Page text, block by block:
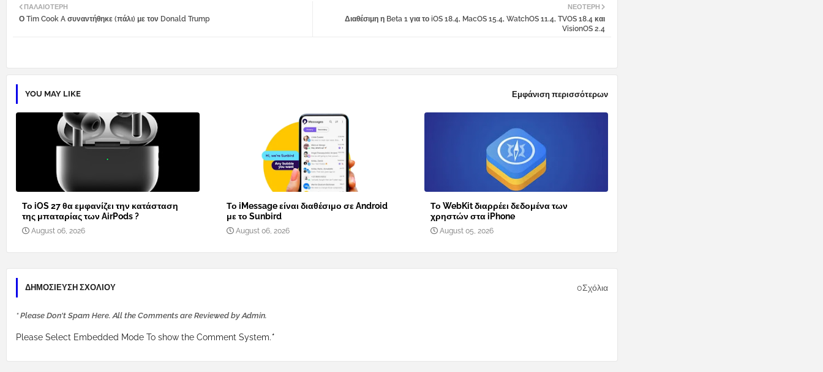
ΝΕΌΤΕΡΗ
Διαθέσιμη η Beta 1 για το iOS 18.4, MacOS 15.4, WatchOS 11.4, TVOS 18.4 και
VisionOS 2.4
ΠΑΛΑΙΌΤΕΡΗ
Ο Tim Cook A συναντήθηκε (πάλι) με τον Donald Trump
YOU MAY LIKE Εμφάνιση περισσότερων
Το iOS 27 θα εμφανίζει την κατάσταση
της μπαταρίας των AirPods ?
August 06, 2026
Το iMessage είναι διαθέσιμο σε Android
με το Sunbird
August 06, 2026
Το WebKit διαρρέει δεδομένα των
χρηστών στα iPhone
August 05, 2026
ΔΗΜΟΣΊΕΥΣΗ ΣΧΟΛΊΟΥ 0Σχόλια
* Please Don't Spam Here. All the Comments are Reviewed by Admin.
Please Select Embedded Mode To show the Comment System.*